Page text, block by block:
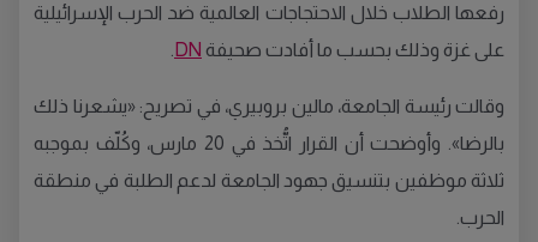
رفعها الطلاب خلال الاحتجاجات العالمية ضد الحرب الإسرائيلية
على غزة وذلك بحسب ما أفادت صحيفة DN
وقالت رئيسة الجامعة، مالين بروبيري، في تصريح: «يشعرنا ذلك
بالرضا». وأوضحت أن القرار اتُّخذ في 20 مارس، وكُلّف بموجبه
ثلاثة موظفين بتنسيق جهود الجامعة لدعم الطلبة في منطقة
الحرب.